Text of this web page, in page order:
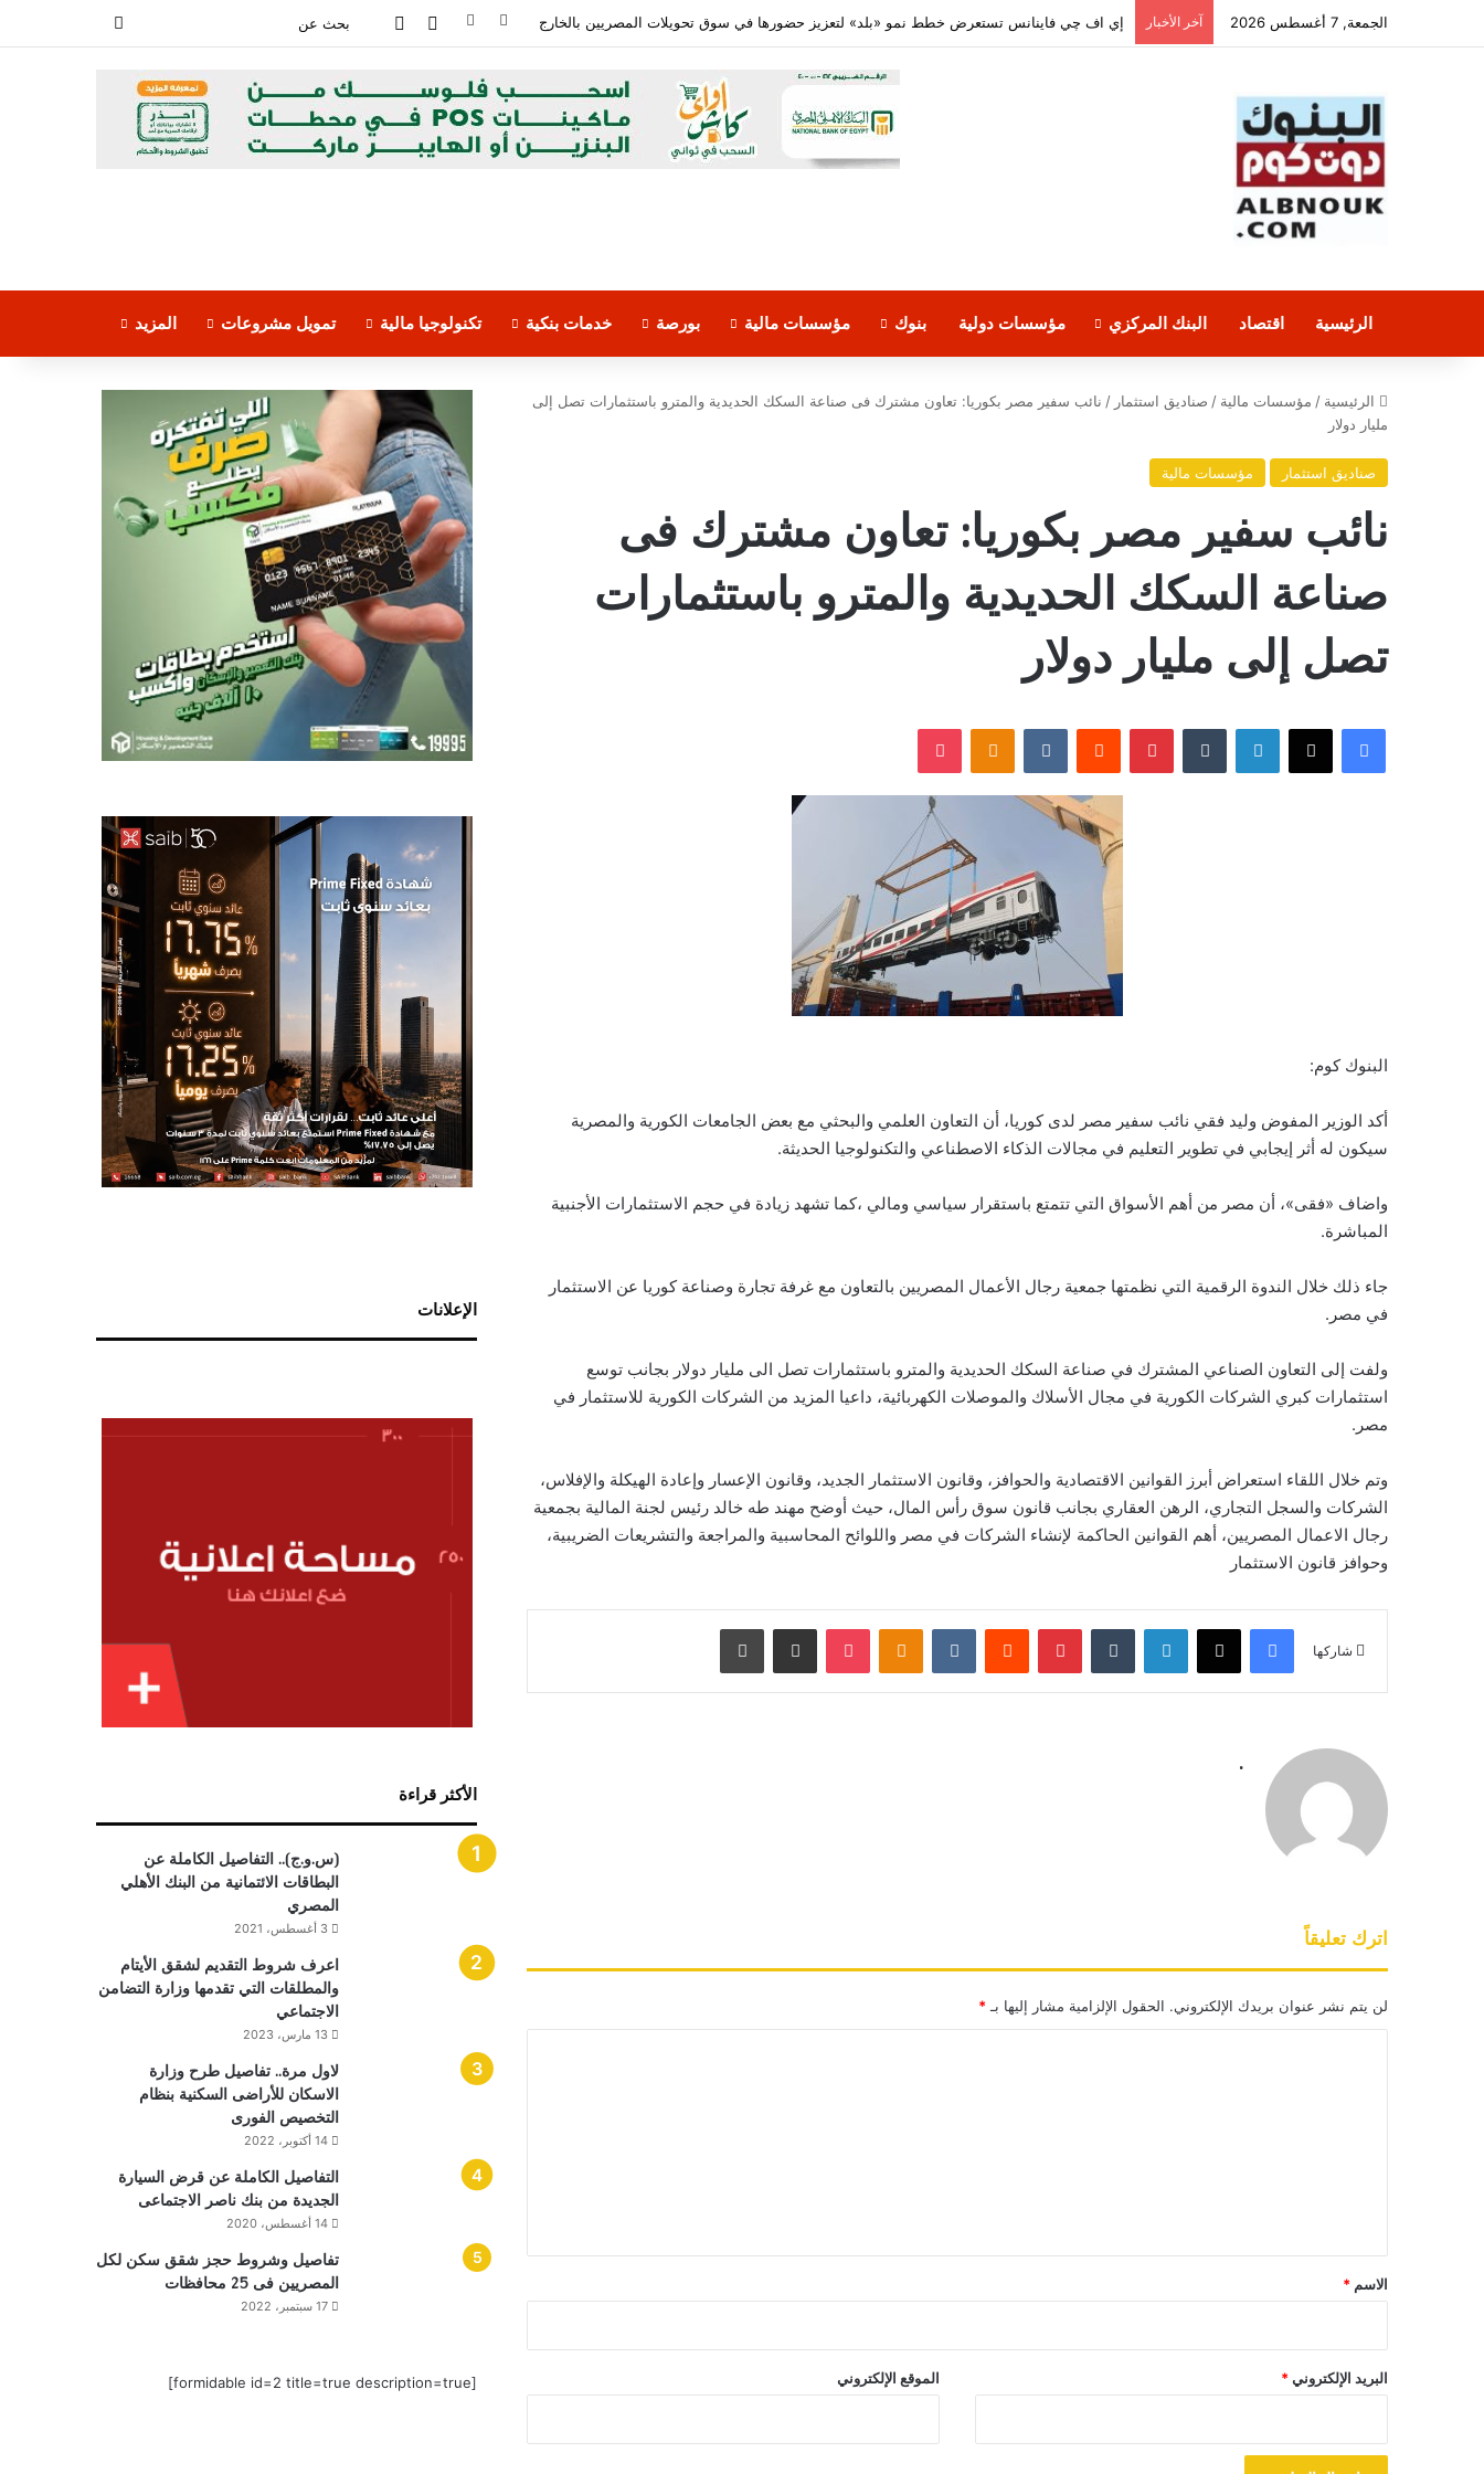
الجمعة, 7 أغسطس 2026 آخر الأخبار معدلات الشمول المالي تواصل ارتفاعها 79% من المواطنين يمتلكون حسابات نشطة تمكنهم من إجراء معاملات مالية فيسبوك‫YouTube
الرئيسية اقتصاد البنك المركزي مؤسسات دولية بنوك مؤسسات مالية بورصة خدمات بنكية تكنولوجيا مالية تمويل مشروعات المزيد
الرئيسية / مؤسسات مالية / صناديق استثمار / نائب سفير مصر بكوريا: تعاون مشترك فى صناعة السكك الحديدية والمترو باستثمارات تصل إلى
مليار دولار
صناديق استثمار مؤسسات مالية
نائب سفير مصر بكوريا: تعاون مشترك فى
صناعة السكك الحديدية والمترو باستثمارات
تصل إلى مليار دولار
فيسبوك ‫X لينكدإن بينتيريست Odnoklassniki
‫Pocket
البنوك كوم:
أكد الوزير المفوض وليد فقي نائب سفير مصر لدى كوريا، أن التعاون العلمي والبحثي مع بعض الجامعات الكورية والمصرية
سيكون له أثر إيجابي في تطوير التعليم في مجالات الذكاء الاصطناعي والتكنولوجيا الحديثة.
واضاف «فقى»، أن مصر من أهم الأسواق التي تتمتع باستقرار سياسي ومالي ،كما تشهد زيادة في حجم الاستثمارات الأجنبية
المباشرة.
جاء ذلك خلال الندوة الرقمية التي نظمتها جمعية رجال الأعمال المصريين بالتعاون مع غرفة تجارة وصناعة كوريا عن الاستثمار
في مصر.
ولفت إلى التعاون الصناعي المشترك في صناعة السكك الحديدية والمترو باستثمارات تصل الى مليار دولار بجانب توسع
استثمارات كبري الشركات الكورية في مجال الأسلاك والموصلات الكهربائية، داعيا المزيد من الشركات الكورية للاستثمار في
مصر.
وتم خلال اللقاء استعراض أبرز القوانين الاقتصادية والحوافز، وقانون الاستثمار الجديد، وقانون الإعسار وإعادة الهيكلة والإفلاس،
الشركات والسجل التجاري، الرهن العقاري بجانب قانون سوق رأس المال، حيث أوضح مهند طه خالد رئيس لجنة المالية بجمعية
رجال الاعمال المصريين، أهم القوانين الحاكمة لإنشاء الشركات في مصر واللوائح المحاسبية والمراجعة والتشريعات الضريبية،
وحوافز قانون الاستثمار
شاركها
فيسبوك ‫X لينكدإن بينتيريست Odnoklassniki
‫Pocket مشاركة عبر البريد طباعة
.
اترك تعليقاً
لن يتم نشر عنوان بريدك الإلكتروني. الحقول الإلزامية مشار إليها بـ *
*
الاسم *
البريد الإلكتروني * الموقع الإلكتروني
الإعلانات
الأكثر قراءة
(س.و.ج).. التفاصيل الكاملة عن
البطاقات الائتمانية من البنك الأهلي
المصري
3 أغسطس، 2021
اعرف شروط التقديم لشقق الأيتام
والمطلقات التي تقدمها وزارة التضامن
الاجتماعي
13 مارس، 2023
لاول مرة.. تفاصيل طرح وزارة
الاسكان للأراضى السكنية بنظام
التخصيص الفورى
14 أكتوبر، 2022
التفاصيل الكاملة عن قرض السيارة
الجديدة من بنك ناصر الاجتماعى
14 أغسطس، 2020
تفاصيل وشروط حجز شقق سكن لكل
المصريين فى 25 محافظات
17 سبتمبر، 2022
[formidable id=2 title=true description=true]